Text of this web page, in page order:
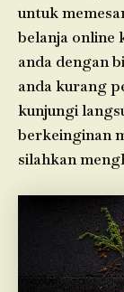
untuk
belanja online
anda dengan
anda kurang
kunjungi
berkeinginan
silahkan